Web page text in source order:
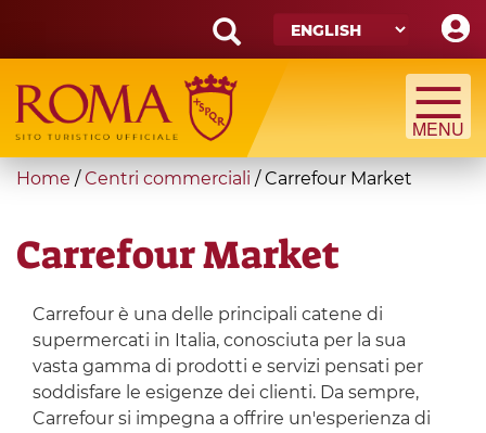
main
content
Search
form
Search
You
here
Home / Centri commerciali /Carrefour Market
Carrefour Market
Carrefour è una delle principali catene di
supermercati in Italia, conosciuta per la sua
vasta gamma di prodotti e servizi pensati per
soddisfare le esigenze dei clienti. Da sempre,
Carrefour si impegna a offrire un'esperienza di